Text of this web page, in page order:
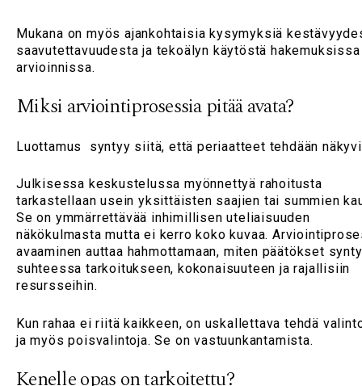
Mukana on myös ajankohtaisia kysymyksiä
saavutettavuudesta ja tekoälyn käytöstä hakemuksissa
arvioinnissa.
Miksi arviointiprosessia pitää avata?
Luottamus syntyy siitä, että periaatteet tehdään
Julkisessa keskustelussa myönnettyä rahoitusta
tarkastellaan usein yksittäisten saajien tai summien
Se on ymmärrettävää inhimillisen uteliaisuuden
näkökulmasta mutta ei kerro koko kuvaa.
avaaminen auttaa hahmottamaan, miten päätökset
suhteessa tarkoitukseen, kokonaisuuteen ja rajallisiin
resursseihin.
Kun rahaa ei riitä kaikkeen, on uskallettava tehdä
ja myös poisvalintoja. Se on vastuunkantamista.
Kenelle opas on tarkoitettu?